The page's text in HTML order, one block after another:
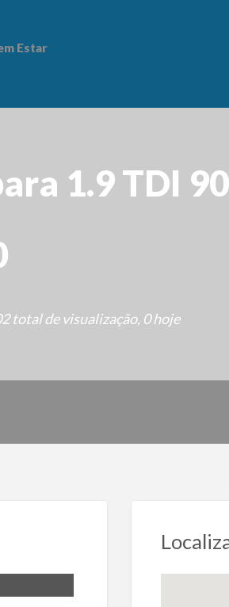
Estar
1.9 TDI
total de visualização, 0 hoje